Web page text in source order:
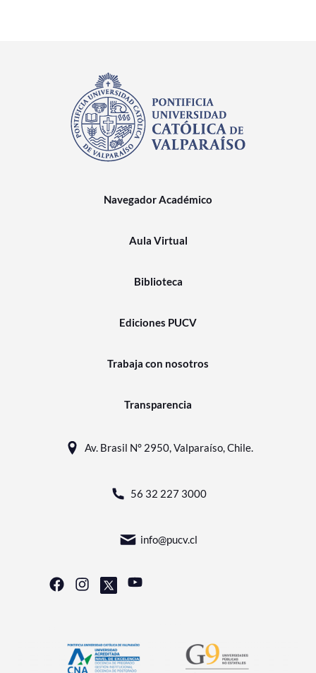
Navegador Académico
Aula Virtual
Biblioteca
Ediciones PUCV
Trabaja con nosotros
Transparencia
Av. Brasil N° 2950, Valparaíso, Chile.
56 32 227 3000
info@pucv.cl